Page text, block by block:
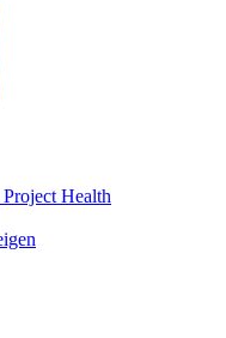
Project Health